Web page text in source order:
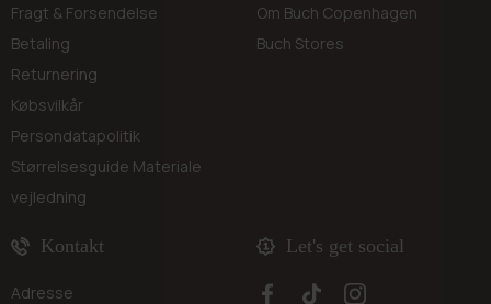
Fragt & Forsendelse
Betaling
Returnering
Købsvilkår
Persondatapolitik
Størrelsesguide Materiale
vejledning
Om Buch Copenhagen
Buch Stores
Kontakt
Adresse
Let's get social